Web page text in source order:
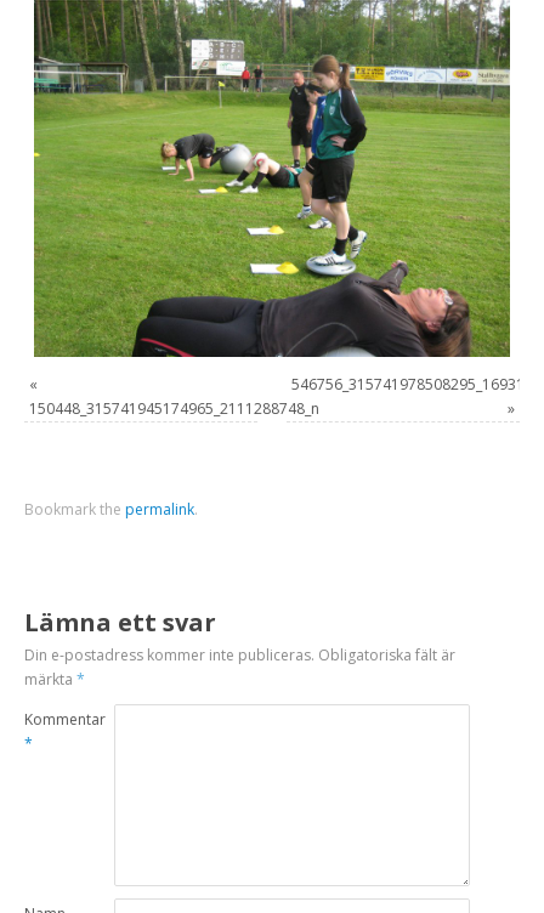
«
150448_315741945174965_2111288748_n
»
Bookmark the permalink.
Lämna ett svar
Din e-postadress kommer inte publiceras. Obligatoriska fält är
märkta*
Kommentar
*